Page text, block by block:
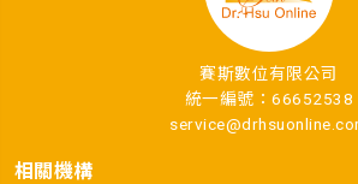
賽斯數位有限公司
統一編號：66652538
相關機構